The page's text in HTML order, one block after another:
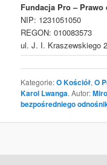
Fundacja Pro – Prawo
NIP: 1231051050
REGON: 010083573
ul. J. I. Kraszewskiego
Kategorie:O Kościół,O
Karol Lwanga. Autor:
bezpośredniego